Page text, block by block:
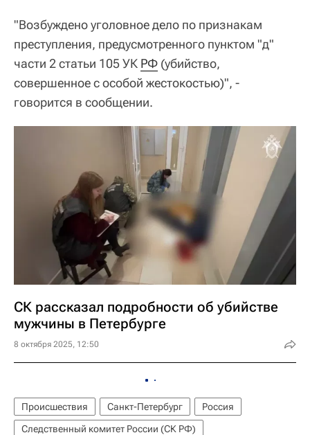
"Возбуждено уголовное дело по признакам
преступления, предусмотренного пунктом "д"
части 2 статьи 105 УК РФ (убийство,
совершенное с особой жестокостью)", -
говорится в сообщении.
СК рассказал подробности об убийстве
мужчины в Петербурге
8 октября 2025, 12:50
Происшествия Санкт-Петербург
Россия
Следственный комитет России (СК РФ)